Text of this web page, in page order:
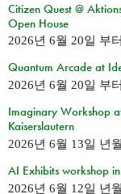
Citizen Quest @
Open House
2026년 6월 20일 부터
Quantum Arcade at
2026년 6월 20일 부터
Imaginary Workshop
Kaiserslautern
2026년 6월 13일 년
AI Exhibits workshop
2026년 6월 12일 년